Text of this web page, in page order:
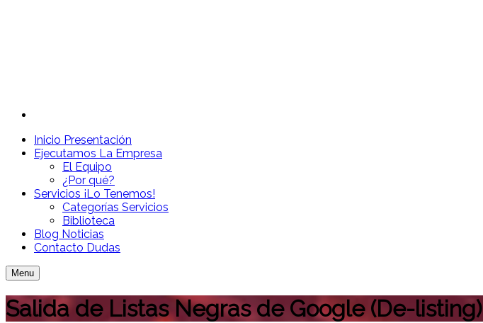
Inicio Presentación
Ejecutamos La Empresa
El Equipo
¿Por qué?
Servicios ¡Lo Tenemos!
Categorías Servicios
Biblioteca
Blog Noticias
Contacto Dudas
Menu
Salida de Listas Negras de Google (De-listing)